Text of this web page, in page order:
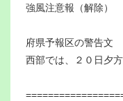
強風注意報（解除）
府県予報区の警告文
西部では、２０日夕